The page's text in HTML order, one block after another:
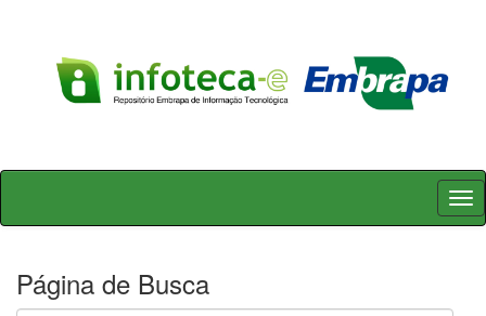
Skip
Página de Busca